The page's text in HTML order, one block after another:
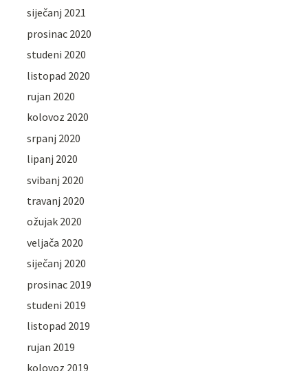
siječanj 2021
prosinac 2020
studeni 2020
listopad 2020
rujan 2020
kolovoz 2020
srpanj 2020
lipanj 2020
svibanj 2020
travanj 2020
ožujak 2020
veljača 2020
siječanj 2020
prosinac 2019
studeni 2019
listopad 2019
rujan 2019
kolovoz 2019